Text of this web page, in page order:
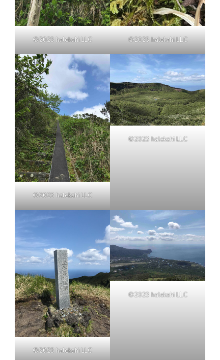
©2023 halekahi LLC ©2023 halekahi LLC
©2023 halekahi LLC
©2023 halekahi LLC
©2023 halekahi LLC
©2023 halekahi LLC